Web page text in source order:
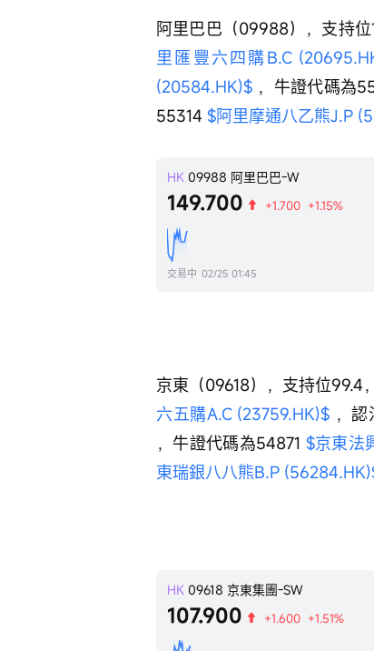
阿里巴巴（09988），支持
里匯豐六四購B.C
(20584.HK)$ ，牛證代碼為
55314 $阿里摩通八乙熊J.P
HK 09988 阿里巴巴-W
149.700 +1.700 +1.15%
交易中 02/25 01:45
京東（09618），支持位99.4
六五購A.C (23759.HK)$ ，
，牛證代碼為54871 $京東法
東瑞銀八八熊B.P
HK 09618 京東集團-SW
107.900 +1.600 +1.51%